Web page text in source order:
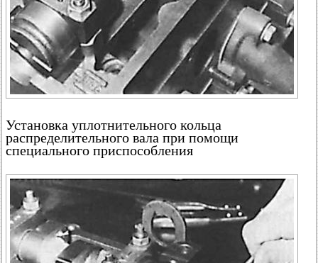
Установка уплотнительного кольца
распределительного вала при помощи
специального приспособления